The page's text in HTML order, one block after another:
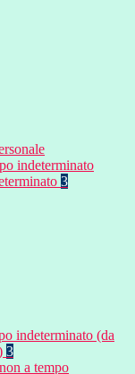
indeterminato
3
indeterminato (da
3
a tempo